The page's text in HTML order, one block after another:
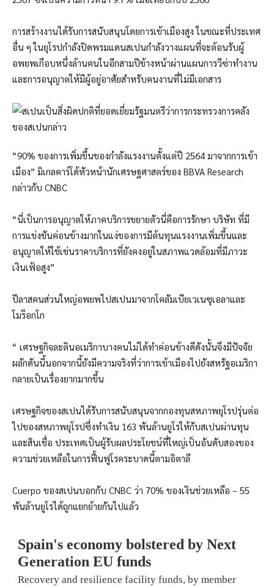
การสร้างงานได้รับการสนับสนุนโดยการเข้าเมืองสูง ในขณะที่ประเทศ
อื่น ๆ ในยุโรปกำลังปิดพรมแดนสเปนกำลังวางแผนที่จะต้อนรับผู้
อพยพเกือบหนึ่งล้านคนในอีกสามปีข้างหน้าผ่านแผนการวีซ่าทำงาน
และการอนุญาตให้มีผู้อยู่อาศัยสำหรับคนงานที่ไม่มีเอกสาร
“90% ของการเพิ่มขึ้นของกำลังแรงงานตั้งแต่ปี 2564 มาจากการเข้า
เมือง” มิเกลคาร์โด้หัวหน้านักเศรษฐศาสตร์ของ BBVA Research
กล่าวกับ CNBC
“นี่เป็นการอนุญาตให้ภาคบริการขยายตัวนี่คือการรักษา บริษัท ที่มี
การแข่งขันค่อนข้างมากในแง่ของการมีต้นทุนแรงงานเพิ่มขึ้นและ
อนุญาตให้ใช้เช่นราคาบริการที่ยังคงอยู่ในสภาพแวดล้อมที่มีภาวะ
เงินเฟ้อสูง”
ปีลาสคนส่วนใหญ่อพยพไปสเปนมาจากโคลัมเบียเวเนซุเอลาและ
โมร็อกโก
“ เศรษฐกิจละตินอเมริกาบางคนไม่ได้ทำค่อนข้างดีดังนั้นจึงมีปัจจัย
ผลักดันนี้นอกจากนี้ยังมีความจริงที่ว่าการเข้าเมืองไปยังสหรัฐอเมริกา
กลายเป็นเรื่องยากมากขึ้น
เศรษฐกิจของสเปนได้รับการสนับสนุนจากกองทุนสหภาพยุโรปรุ่นต่อ
ไปของสหภาพยุโรปซึ่งทำเงิน 163 พันล้านยูโรให้กับสเปนผ่านทุน
และสินเชื่อ ประเทศเป็นผู้รับผลประโยชน์ที่ใหญ่เป็นอันดับสองของ
ความช่วยเหลือในการฟื้นฟูโรคระบาดนี้ตามอิตาลี
Cuerpo ของสเปนบอกกับ CNBC ว่า 70% ของเงินช่วยเหลือ – 55
พันล้านยูโรได้ถูกแยกย้ายกันไปแล้ว